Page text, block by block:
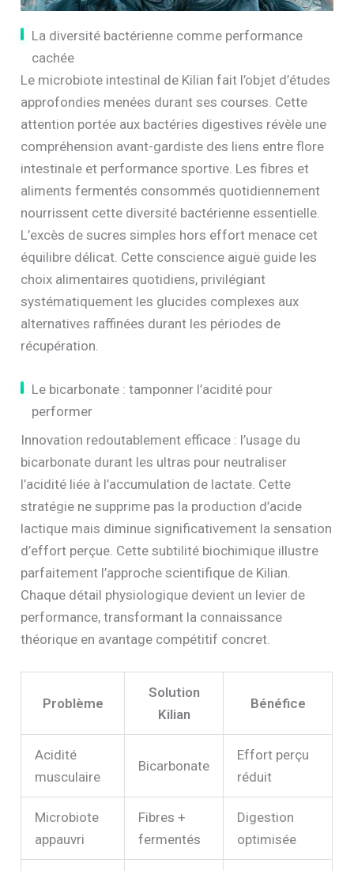
La diversité bactérienne comme performance
cachée
Le microbiote intestinal de Kilian fait l’objet d’études
approfondies menées durant ses courses. Cette
attention portée aux bactéries digestives révèle une
compréhension avant-gardiste des liens entre flore
intestinale et performance sportive. Les fibres et
aliments fermentés consommés quotidiennement
nourrissent cette diversité bactérienne essentielle.
L’excès de sucres simples hors effort menace cet
équilibre délicat. Cette conscience aiguë guide les
choix alimentaires quotidiens, privilégiant
systématiquement les glucides complexes aux
alternatives raffinées durant les périodes de
récupération.
Le bicarbonate : tamponner l’acidité pour
performer
Innovation redoutablement efficace : l’usage du
bicarbonate durant les ultras pour neutraliser
l’acidité liée à l’accumulation de lactate. Cette
stratégie ne supprime pas la production d’acide
lactique mais diminue significativement la sensation
d’effort perçue. Cette subtilité biochimique illustre
parfaitement l’approche scientifique de Kilian.
Chaque détail physiologique devient un levier de
performance, transformant la connaissance
théorique en avantage compétitif concret.
Problème
Solution
Kilian
Bénéfice
Acidité
musculaire
Bicarbonate
Effort perçu
réduit
Microbiote
appauvri
Fibres +
fermentés
Digestion
optimisée